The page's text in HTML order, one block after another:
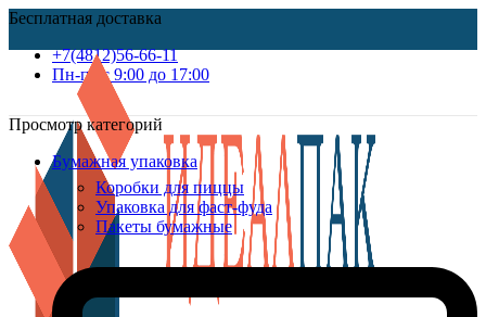
Бесплатная доставка
+7(4812)56-66-11
Пн-пт c 9:00 до 17:00
Просмотр категорий
Бумажная упаковка
Коробки для пиццы
Упаковка для фаст-фуда
Пакеты бумажные